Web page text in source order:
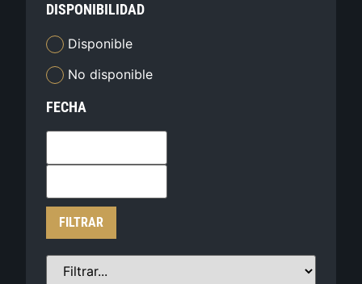
DISPONIBILIDAD
Disponible
No disponible
FECHA
FILTRAR